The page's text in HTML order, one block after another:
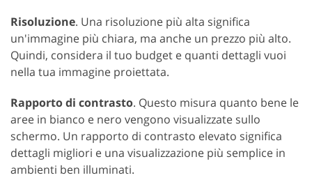
Risoluzione. Una risoluzione più alta significa
un'immagine più chiara, ma anche un prezzo più alto.
Quindi, considera il tuo budget e quanti dettagli vuoi
nella tua immagine proiettata.
Rapporto di contrasto. Questo misura quanto bene le
aree in bianco e nero vengono visualizzate sullo
schermo. Un rapporto di contrasto elevato significa
dettagli migliori e una visualizzazione più semplice in
ambienti ben illuminati.